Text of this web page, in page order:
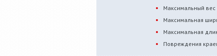
Максимальный вес
Максимальная
Максимальная
Повреждения